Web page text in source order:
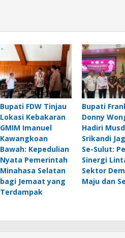
Bupati FDW Tinjau
Lokasi Kebakaran
GMIM Imanuel
Kawangkoan
Bawah: Kepedulian
Nyata Pemerintah
Minahasa Selatan
bagi Jemaat yang
Terdampak
Bupati
Donny
Hadiri
Srikandi
Se-Sulut:
Sinergi
Sektor
Maju dan